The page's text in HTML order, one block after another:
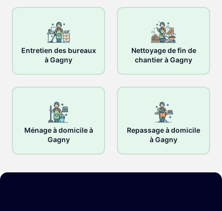
Entretien des bureaux
à Gagny
Nettoyage de fin de
chantier à Gagny
Ménage à domicile à
Gagny
Repassage à domicile
à Gagny